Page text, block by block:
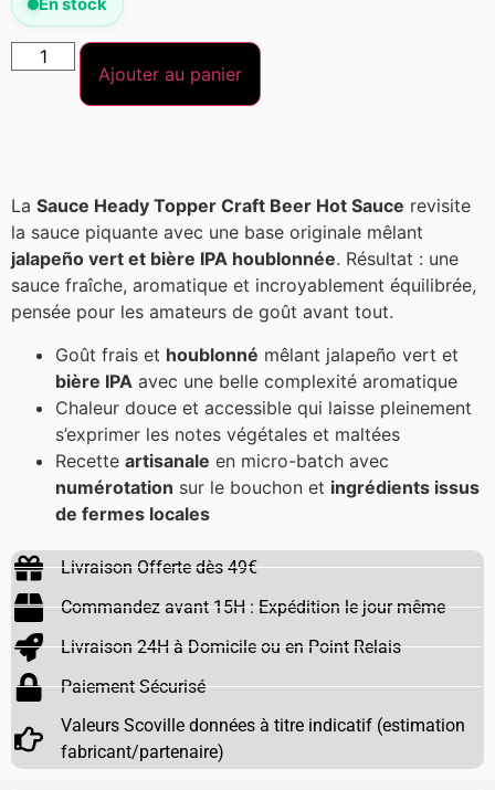
En stock
Ajouter au panier
La Sauce Heady Topper Craft Beer Hot Sauce revisite
la sauce piquante avec une base originale mêlant
jalapeño vert et bière IPA houblonnée. Résultat : une
sauce fraîche, aromatique et incroyablement équilibrée,
pensée pour les amateurs de goût avant tout.
Goût frais et houblonné mêlant jalapeño vert et
bière IPA avec une belle complexité aromatique
Chaleur douce et accessible qui laisse pleinement
s’exprimer les notes végétales et maltées
Recette artisanale en micro-batch avec
numérotation sur le bouchon et ingrédients issus
de fermes locales
Livraison Offerte dès 49€
Commandez avant 15H : Expédition le jour même
Livraison 24H à Domicile ou en Point Relais
Paiement Sécurisé
Valeurs Scoville données à titre indicatif (estimation
fabricant/partenaire)